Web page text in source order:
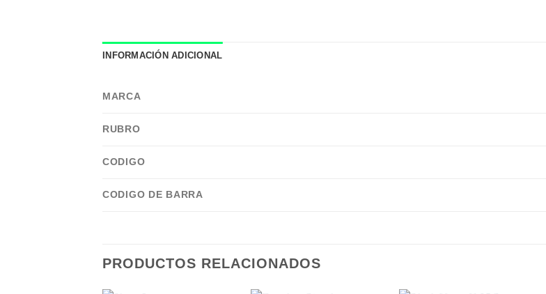
INFORMACIÓN ADICIONAL
MARCA
RUBRO
CODIGO
CODIGO DE BARRA
PRODUCTOS RELACIONADOS